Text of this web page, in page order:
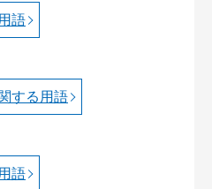
語
する用語
語